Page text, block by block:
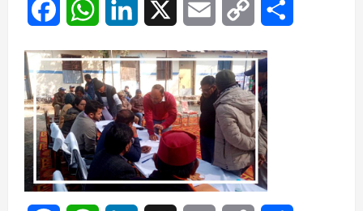
FacebookWhatsAppLinkedIn Email
Copy